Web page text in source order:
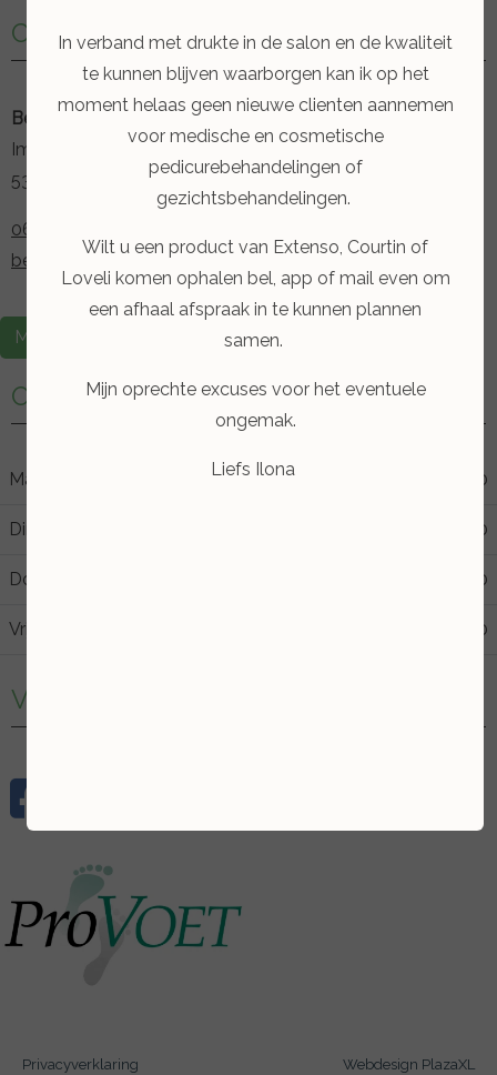
Contactgegevens
Beauty & Feet Ilona
Iman van de Boschstraat 21
5348 TE Oss
06 11 24 8075
beautyfeet-ilona@hotmail.com
Maak een afspraak
Openingstijden
Maandag 17:00
Dinsdag 21:30
Donderdag 17:00
Vrijdag 13:00
Volg mij
Privacyverklaring Webdesign PlazaXL
In verband met drukte in de salon en de kwaliteit
te kunnen blijven waarborgen kan ik op het
moment helaas geen nieuwe clienten aannemen
voor medische en cosmetische
pedicurebehandelingen of
gezichtsbehandelingen.
Wilt u een product van Extenso, Courtin of
Loveli komen ophalen bel, app of mail even om
een afhaal afspraak in te kunnen plannen
samen.
Mijn oprechte excuses voor het eventuele
ongemak.
Liefs Ilona